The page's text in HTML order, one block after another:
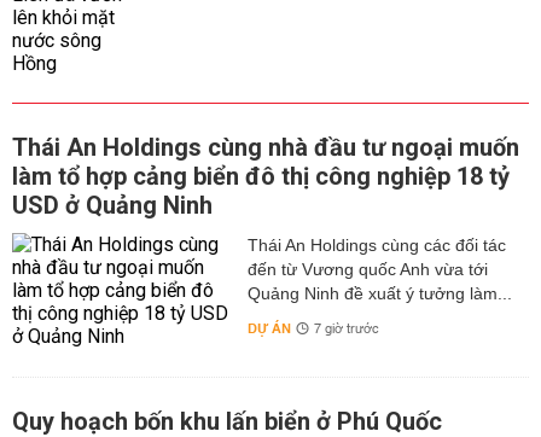
Thái An Holdings cùng nhà đầu tư ngoại muốn
làm tổ hợp cảng biển đô thị công nghiệp 18 tỷ
USD ở Quảng Ninh
Thái An Holdings cùng các đối tác
đến từ Vương quốc Anh vừa tới
Quảng Ninh đề xuất ý tưởng làm...
DỰ ÁN 7 giờ trước
Quy hoạch bốn khu lấn biển ở Phú Quốc